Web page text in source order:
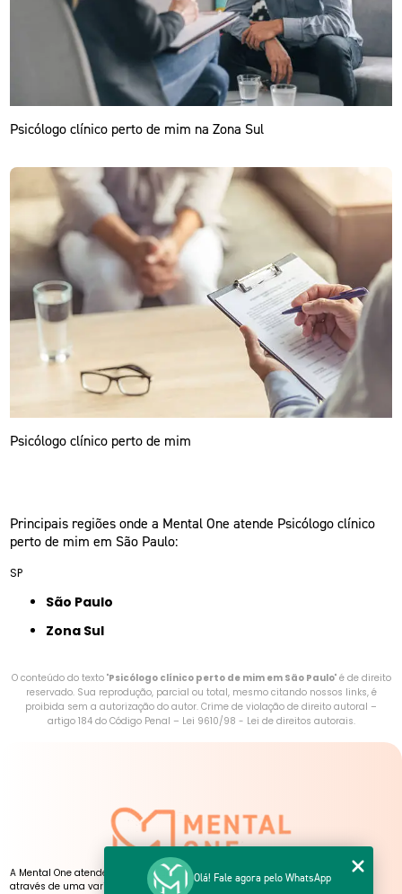
Psicólogo clínico perto de mim na Zona Sul
Psicólogo clínico perto de mim
Principais regiões onde a Mental One atende Psicólogo clínico
perto de mim em São Paulo:
SP
São Paulo
Zona Sul
O conteúdo do texto "Psicólogo clínico perto de mim em São Paulo" é de direito
reservado. Sua reprodução, parcial ou total, mesmo citando nossos links, é
proibida sem a autorização do autor. Crime de violação de direito autoral –
artigo 184 do Código Penal – Lei 9610/98 - Lei de direitos autorais.
A Mental One atende pessoas de todas as idades, presencialmente e online,
através de uma variedade de serviços, atendimentos e atividades.
Olá! Fale agora pelo WhatsApp